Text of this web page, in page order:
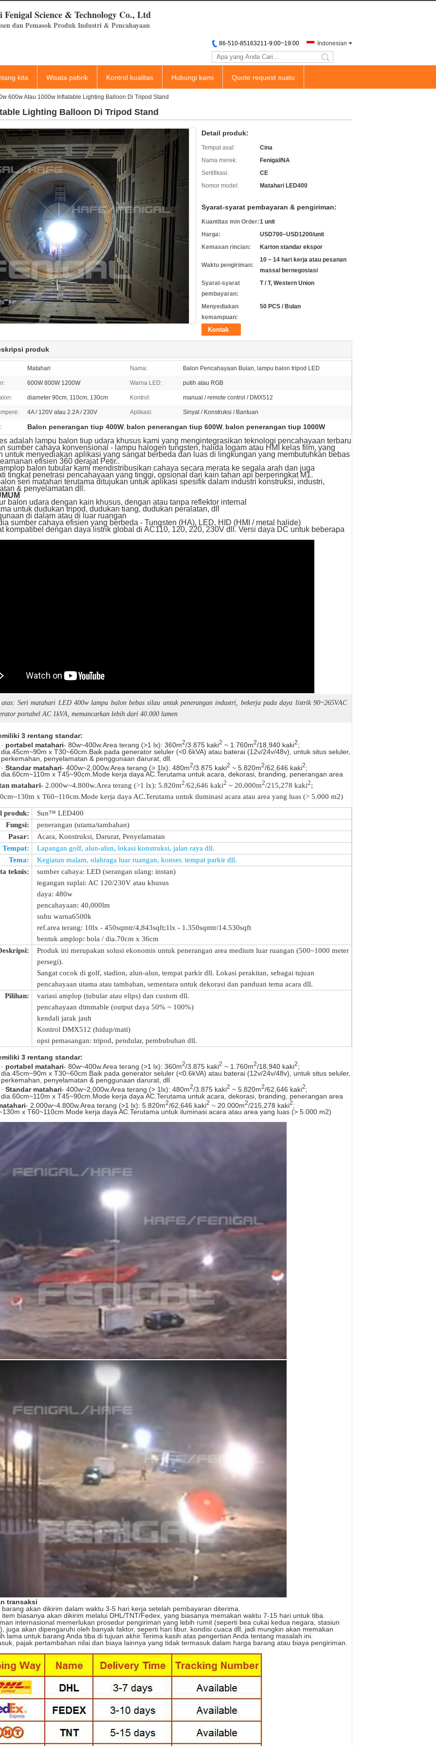
Fenigal Science & Technology Co., Ltd
dan Pemasok Produk Industri & Pencahayaan
Indonesian
86-510-85163211-9:00~19:00
search
kita Wisata pabrik Kontrol kualitas Hubungi kami Quote request suatu
600w Atau 1000w Inflatable Lighting Balloon Di Tripod Stand
Lighting Balloon Di Tripod Stand
Detail produk:
Tempat asal:
Cina
Nama merek:
Fenigal/NA
Sertifikasi:
CE
Nomor model:
Matahari LED400
Syarat-syarat pembayaran & pengiriman:
Kuantitas min Order:1 unit
Harga:
USD700~USD1200/unit
Kemasan rincian:
Karton standar ekspor
Waktu pengiriman:
10 ~ 14 hari kerja atau pesanan
massal bernegosiasi
Syarat-syarat
pembayaran:
T / T, Western Union
Menyediakan
kemampuan:
50 PCS / Bulan
Kontak
produk
Matahari Nama: Balon Pencahayaan Bulan, lampu balon tripod LED
600W 800W 1200W Warna LED: putih atau RGB
diameter 90cm, 110cm, 130cm Kontrol: manual / remote control / DMX512
4A / 120V atau 2.2A / 230V Aplikasi: Sinyal / Konstruksi / Bantuan
Balon penerangan tiup 400W, balon penerangan tiup 600W, balon penerangan tiup 1000W
adalah lampu balon tiup udara khusus kami yang mengintegrasikan teknologi pencahayaan terbaru
sumber cahaya konvensional - lampu halogen tungsten, halida logam atau HMI kelas film, yang
untuk menyediakan aplikasi yang sangat berbeda dan luas di lingkungan yang membutuhkan bebas
efisien 360 derajat Petir..
balon tubular kami mendistribusikan cahaya secara merata ke segala arah dan juga
tingkat penetrasi pencahayaan yang tinggi, opsional dari kain tahan api berperingkat M1.
seri matahari terutama ditujukan untuk aplikasi spesifik dalam industri konstruksi, industri,
& penyelamatan dll.
balon udara dengan kain khusus, dengan atau tanpa reflektor internal
untuk dudukan tripod, dudukan tiang, dudukan peralatan, dll
di dalam atau di luar ruangan
sumber cahaya efisien yang berbeda - Tungsten (HA), LED, HID (HMI / metal halide)
kompatibel dengan daya listrik global di AC110, 120, 220, 230V dll. Versi daya DC untuk beberapa
Seri matahari LED 400w lampu balon bebas silau untuk penerangan industri, bekerja pada daya listrik 90~265VAC
portabel AC 1kVA, memancarkan lebih dari 40.000 lumen
3 rentang standar:
· portabel matahari- 80w~400w.Area terang (>1 lx): 360m2/3.875 kaki2 ~ 1.760m2/18,940 kaki2;
dia.45cm~90m x T30~60cm.Baik pada generator seluler (<0.6kVA) atau baterai (12v/24v/48v), untuk situs seluler,
perkemahan, penyelamatan & penggunaan darurat, dll.
· Standar matahari- 400w~2,000w.Area terang (> 1lx): 480m2/3.875 kaki2 ~ 5.820m2/62,646 kaki2;
dia.60cm~110m x T45~90cm.Mode kerja daya AC.Terutama untuk acara, dekorasi, branding, penerangan area
matahari- 2.000w~4.800w.Area terang (>1 lx): 5.820m2/62,646 kaki2 ~ 20.000m2/215,278 kaki2;
x T60~110cm.Mode kerja daya AC.Terutama untuk iluminasi acara atau area yang luas (> 5.000 m2)
produk:
Sun™ LED400
Fungsi:
penerangan (utama/tambahan)
Pasar:
Acara, Konstruksi, Darurat, Penyelamatan
Tempat:
Lapangan golf, alun-alun, lokasi konstruksi, jalan raya dll.
Tema:
Kegiatan malam, olahraga luar ruangan, konser, tempat parkir dll.
teknis:
sumber cahaya: LED (serangan ulang: instan)
tegangan suplai: AC 120/230V atau khusus
daya: 480w
pencahayaan: 40,000lm
suhu warna6500k
ref.area terang: 10lx - 450sqmtr/4,843sqft;1lx - 1.350sqmtr/14.530sqft
bentuk amplop: bola / dia.70cm x 36cm
Produk ini merupakan solusi ekonomis untuk penerangan area medium luar ruangan (500~1000 meter
persegi).
Sangat cocok di golf, stadion, alun-alun, tempat parkir dll. Lokasi perakitan, sebagai tujuan
pencahayaan utama atau tambahan, sementara untuk dekorasi dan panduan tema acara dll.
Pilihan:
variasi amplop (tubular atau elips) dan custom dll.
pencahayaan dimmable (output daya 50% ~ 100%)
kendali jarak jauh
Kontrol DMX512 (hidup/mati)
opsi pemasangan: tripod, pendular, pembubuhan dll.
3 rentang standar:
· portabel matahari- 80w~400w.Area terang (>1 lx): 360m2/3.875 kaki2 ~ 1.760m2/18,940 kaki2;
dia.45cm~90m x T30~60cm.Baik pada generator seluler (<0.6kVA) atau baterai (12v/24v/48v), untuk situs seluler,
perkemahan, penyelamatan & penggunaan darurat, dll.
· Standar matahari- 400w~2,000w.Area terang (> 1lx): 480m2/3.875 kaki2 ~ 5.820m2/62,646 kaki2;
dia.60cm~110m x T45~90cm.Mode kerja daya AC.Terutama untuk acara, dekorasi, branding, penerangan area
- 2.000w~4.800w.Area terang (>1 lx): 5.820m2/62,646 kaki2 ~ 20.000m2/215,278 kaki2;
x T60~110cm.Mode kerja daya AC.Terutama untuk iluminasi acara atau area yang luas (> 5.000 m2)
transaksi
barang akan dikirim dalam waktu 3-5 hari kerja setelah pembayaran diterima.
item biasanya akan dikirim melalui DHL/TNT/Fedex, yang biasanya memakan waktu 7-15 hari untuk tiba.
internasional memerlukan prosedur pengiriman yang lebih rumit (seperti bea cukai kedua negara, stasiun
juga akan dipengaruhi oleh banyak faktor, seperti hari libur, kondisi cuaca dll, jadi mungkin akan memakan
lama untuk barang Anda tiba di tujuan akhir.Terima kasih atas pengertian Anda tentang masalah ini.
pajak pertambahan nilai dan biaya lainnya yang tidak termasuk dalam harga barang atau biaya pengiriman.